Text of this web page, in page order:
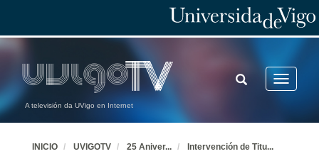
A televisión da UVigo en Internet
Toggle
TOGGLE
SEARCH
INICIO UVIGOTV 25 Aniver... Intervención de Titu...